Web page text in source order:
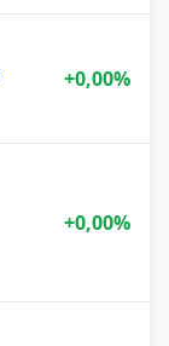
+0,00%
+0,00%